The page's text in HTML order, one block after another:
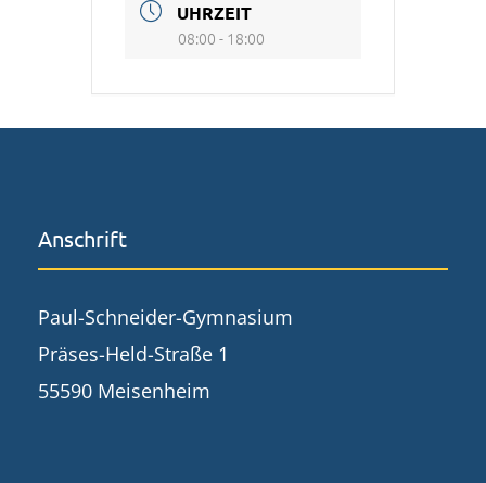
UHRZEIT
08:00 - 18:00
Anschrift
Paul-Schneider-Gymnasium
Präses-Held-Straße 1
55590 Meisenheim